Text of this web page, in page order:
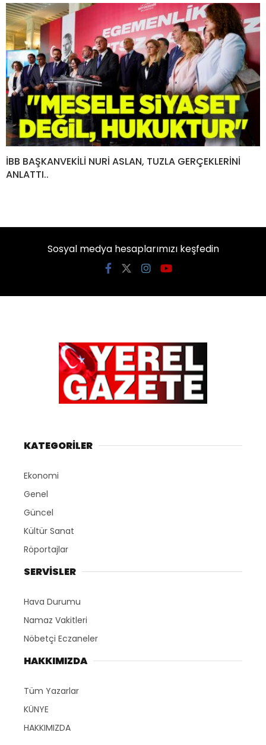
İBB BAŞKANVEKİLİ NURİ ASLAN, TUZLA GERÇEKLERİNİ
ANLATTI..
Sosyal medya hesaplarımızı keşfedin
KATEGORİLER
Ekonomi
Genel
Güncel
Kültür Sanat
Röportajlar
SERVİSLER
Hava Durumu
Namaz Vakitleri
Nöbetçi Eczaneler
HAKKIMIZDA
Tüm Yazarlar
KÜNYE
HAKKIMIZDA